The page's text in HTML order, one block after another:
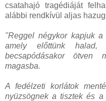
csatahajó tragédiáját
alábbi rendkívül aljas
"Reggel négykor kapjuk
amely előttünk halad,
becsapódásakor ötven
magasba.
A fedélzeti korlátok
nyüzsögnek a tisztek és